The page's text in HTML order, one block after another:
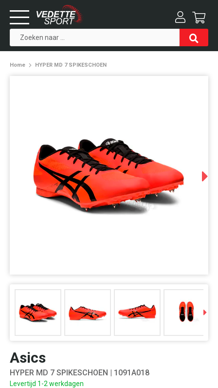
Home HYPER MD 7 SPIKESCHOEN
Asics
HYPER MD 7 SPIKESCHOEN | 1091A018
Levertijd 1-2 werkdagen